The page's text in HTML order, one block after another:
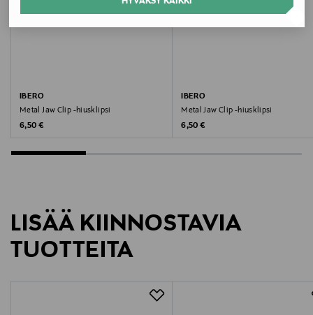
Valmistajan osoite
Linnoitustie 2 A, 02600 Espoo, Finland
Digitaalinen osoite
Avainsanat
Ibero, hiusklipsi
IBERO
Metal Jaw Clip -hiusklipsi
Original Price
6,50 €
IBERO
Metal Jaw Clip -hiusklipsi
Original Price
6,50 €
LISÄÄ KIINNOSTAVIA
TUOTTEITA